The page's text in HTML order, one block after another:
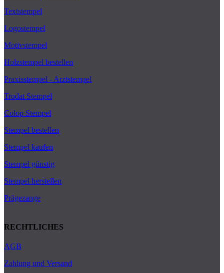
Textstempel
Logostempel
Motivstempel
Holzstempel bestellen
Praxisstempel - Arztstempel
Trodat Stempel
Colop Stempel
Stempel bestellen
Stempel kaufen
Stempel günstig
Stempel herstellen
Prägezange
RECHTLICHES
AGB
Zahlung und Versand